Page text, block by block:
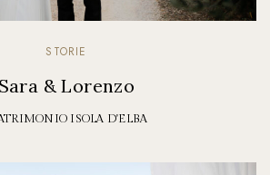
STORIE
Sara & Lorenzo
ISOLA D'ELBA